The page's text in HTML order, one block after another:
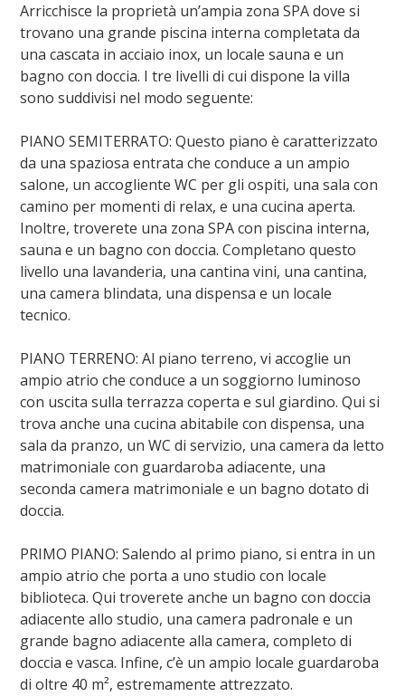
Arricchisce la proprietà un’ampia zona SPA dove si
trovano una grande piscina interna completata da
una cascata in acciaio inox, un locale sauna e un
bagno con doccia. I tre livelli di cui dispone la villa
sono suddivisi nel modo seguente:
PIANO SEMITERRATO: Questo piano è caratterizzato
da una spaziosa entrata che conduce a un ampio
salone, un accogliente WC per gli ospiti, una sala con
camino per momenti di relax, e una cucina aperta.
Inoltre, troverete una zona SPA con piscina interna,
sauna e un bagno con doccia. Completano questo
livello una lavanderia, una cantina vini, una cantina,
una camera blindata, una dispensa e un locale
tecnico.
PIANO TERRENO: Al piano terreno, vi accoglie un
ampio atrio che conduce a un soggiorno luminoso
con uscita sulla terrazza coperta e sul giardino. Qui si
trova anche una cucina abitabile con dispensa, una
sala da pranzo, un WC di servizio, una camera da letto
matrimoniale con guardaroba adiacente, una
seconda camera matrimoniale e un bagno dotato di
doccia.
PRIMO PIANO: Salendo al primo piano, si entra in un
ampio atrio che porta a uno studio con locale
biblioteca. Qui troverete anche un bagno con doccia
adiacente allo studio, una camera padronale e un
grande bagno adiacente alla camera, completo di
doccia e vasca. Infine, c’è un ampio locale guardaroba
di oltre 40 m², estremamente attrezzato.